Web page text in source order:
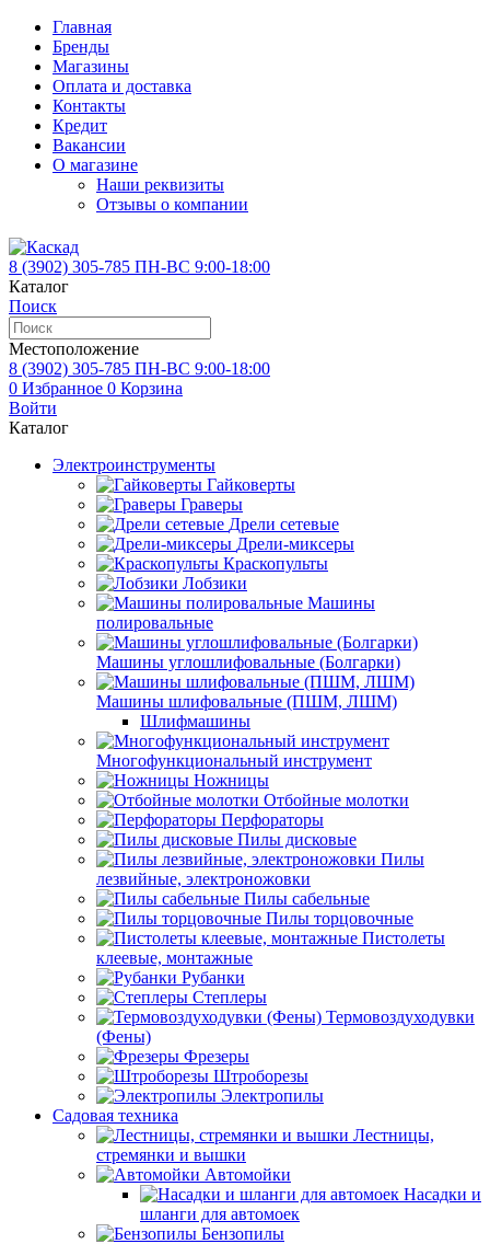
Главная
Бренды
Магазины
Оплата и доставка
Контакты
Кредит
Вакансии
О магазине
Наши реквизиты
Отзывы о компании
8 (3902) 305-785 ПН-ВС 9:00-18:00
Каталог
Поиск
Местоположение
8 (3902) 305-785 ПН-ВС 9:00-18:00
0 Избранное 0 Корзина
Войти
Каталог
Электроинструменты
Гайковерты
Граверы
Дрели сетевые
Дрели-миксеры
Краскопульты
Лобзики
Машины
полировальные
Машины углошлифовальные (Болгарки)
Машины шлифовальные (ПШМ, ЛШМ)
Шлифмашины
Многофункциональный инструмент
Ножницы
Отбойные молотки
Перфораторы
Пилы дисковые
Пилы
лезвийные, электроножовки
Пилы сабельные
Пилы торцовочные
Пистолеты
клеевые, монтажные
Рубанки
Степлеры
Термовоздуходувки
(Фены)
Фрезеры
Штроборезы
Электропилы
Садовая техника
Лестницы,
стремянки и вышки
Автомойки
Насадки и
шланги для автомоек
Бензопилы